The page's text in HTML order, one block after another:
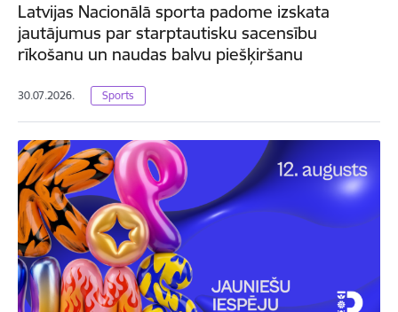
Latvijas Nacionālā sporta padome izskata
jautājumus par starptautisku sacensību
rīkošanu un naudas balvu piešķiršanu
30.07.2026. Sports